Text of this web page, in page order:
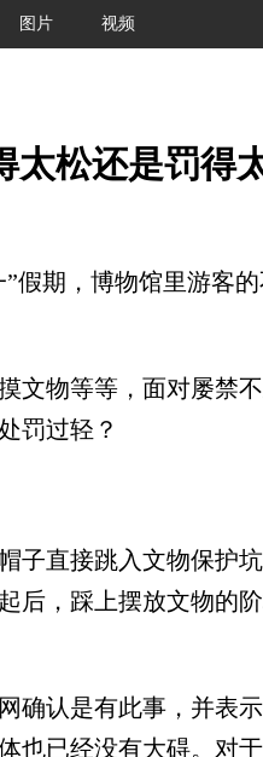
图片 视频
太松还是罚得
期，博物馆里游客的
物等等，面对屡禁
罚过轻？
直接跳入文物保护
后，踩上摆放文物的
认是有此事，并表
也已经没有大碍。对